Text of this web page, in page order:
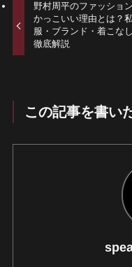
野村周平のファッショ
かっこいい理由とは？
服・ブランド・着こな
徹底解説
この記事を書い